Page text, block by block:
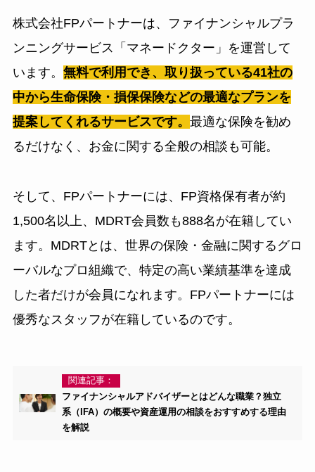
株式会社FPパートナーは、ファイナンシャルプラ
ンニングサービス「マネードクター」を運営して
います。 無料で利用でき、取り扱っている41社の
中から生命保険・損保保険などの最適なプランを
提案してくれるサービスです。 最適な保険を勧め
るだけなく、お金に関する全般の相談も可能。
そして、FPパートナーには、FP資格保有者が約
1,500名以上、MDRT会員数も888名が在籍してい
ます。MDRTとは、世界の保険・金融に関するグロ
ーバルなプロ組織で、特定の高い業績基準を達成
した者だけが会員になれます。FPパートナーには
優秀なスタッフが在籍しているのです。
関連記事：
ファイナンシャルアドバイザーとはどんな職業？独立
系（IFA）の概要や資産運用の相談をおすすめする理由
を解説